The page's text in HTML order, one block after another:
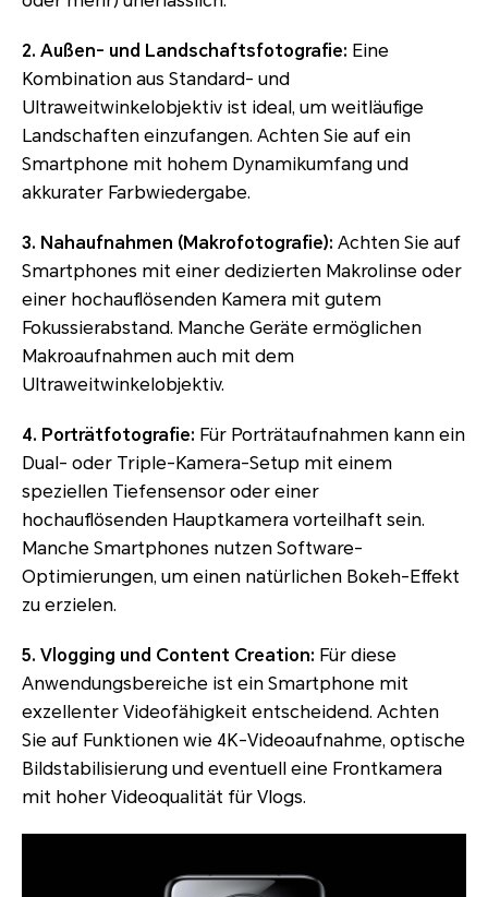
2. Außen- und Landschaftsfotografie: Eine
Kombination aus Standard- und
Ultraweitwinkelobjektiv ist ideal, um weitläufige
Landschaften einzufangen. Achten Sie auf ein
Smartphone mit hohem Dynamikumfang und
akkurater Farbwiedergabe.
3. Nahaufnahmen (Makrofotografie): Achten Sie auf
Smartphones mit einer dedizierten Makrolinse oder
einer hochauflösenden Kamera mit gutem
Fokussierabstand. Manche Geräte ermöglichen
Makroaufnahmen auch mit dem
Ultraweitwinkelobjektiv.
4. Porträtfotografie: Für Porträtaufnahmen kann ein
Dual- oder Triple-Kamera-Setup mit einem
speziellen Tiefensensor oder einer
hochauflösenden Hauptkamera vorteilhaft sein.
Manche Smartphones nutzen Software-
Optimierungen, um einen natürlichen Bokeh-Effekt
zu erzielen.
5. Vlogging und Content Creation: Für diese
Anwendungsbereiche ist ein Smartphone mit
exzellenter Videofähigkeit entscheidend. Achten
Sie auf Funktionen wie 4K-Videoaufnahme, optische
Bildstabilisierung und eventuell eine Frontkamera
mit hoher Videoqualität für Vlogs.